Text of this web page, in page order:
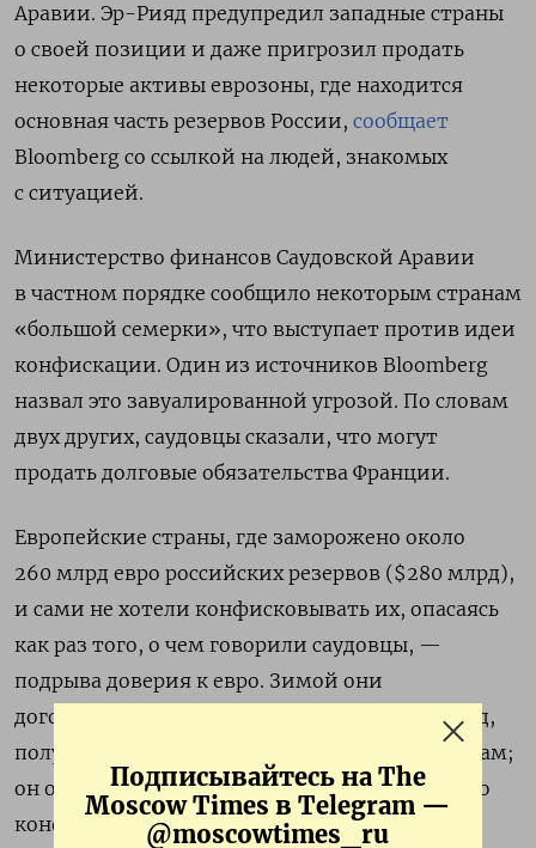
Подписывайтесь на The
Moscow Times в Telegram —
@moscowtimes_ru
Аравии. Эр-Рияд предупредил западные страны
о своей позиции и даже пригрозил продать
некоторые активы еврозоны, где находится
основная часть резервов России, сообщает
Bloomberg со ссылкой на людей, знакомых
с ситуацией.
Министерство финансов Саудовской Аравии
в частном порядке сообщило некоторым странам
«большой семерки», что выступает против идеи
конфискации. Один из источников Bloomberg
назвал это завуалированной угрозой. По словам
двух других, саудовцы сказали, что могут
продать долговые обязательства Франции.
Европейские страны, где заморожено около
260 млрд евро российских резервов ($280 млрд),
и сами не хотели конфисковывать их, опасаясь
как раз того, о чем говорили саудовцы, —
подрыва доверия к евро. Зимой они
договорились передавать Украине лишь доход,
получаемый по принадлежащим ЦБ РФ бумагам;
он оценивается в 3-5 млрд евро в год. Но идею
конфискации некоторое время продвигали